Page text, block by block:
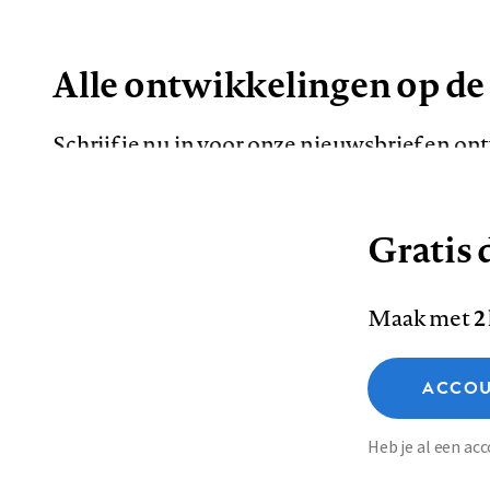
Alle ontwikkelingen op de
Schrijf je nu in voor onze nieuwsbrief en
Colofon
Functionele cookies
Analytische cookies
Gratis
Maak met
Heb je al een